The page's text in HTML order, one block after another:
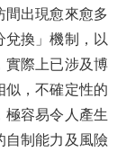
間出現愈來愈多
兌換」機制，以
實際上已涉及博
似，不確定性的
極容易令人產生
自制能力及風險